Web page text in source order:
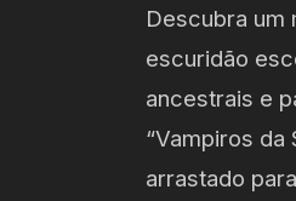
Descubra um
escuridão
ancestrais e
“Vampiros da
arrastado